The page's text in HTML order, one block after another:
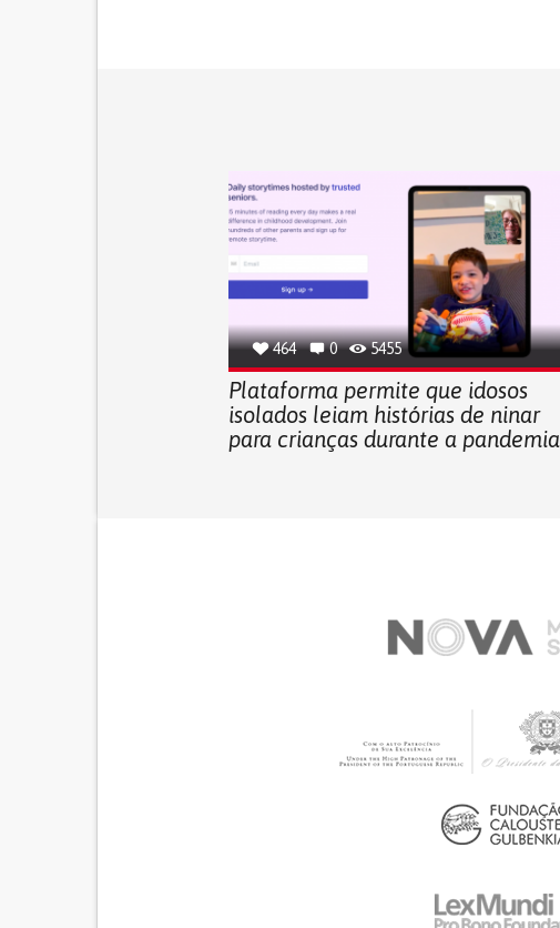
464 0 5455
Plataforma permite que idosos
isolados leiam histórias de ninar
para crianças durante a pandemia